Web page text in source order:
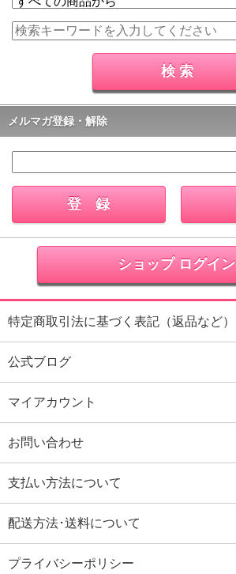
メルマガ登録・解除
ショップ ログイン
特定商取引法に基づく表記（返品など）
公式ブログ
マイアカウント
お問い合わせ
支払い方法について
配送方法･送料について
プライバシーポリシー